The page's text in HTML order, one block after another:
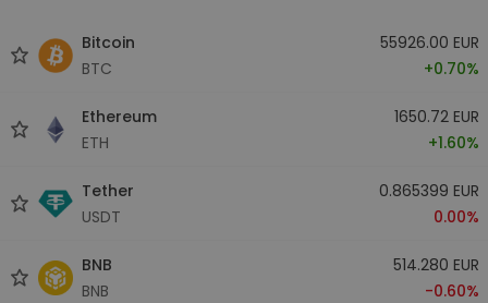
Bitcoin
BTC
55926.00 EUR
+0.70%
Ethereum
ETH
1650.72 EUR
+1.60%
Tether
USDT
0.865399 EUR
0.00%
BNB
BNB
514.280 EUR
-0.60%